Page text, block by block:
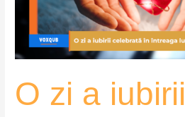
O zi a iubirii
întreaga